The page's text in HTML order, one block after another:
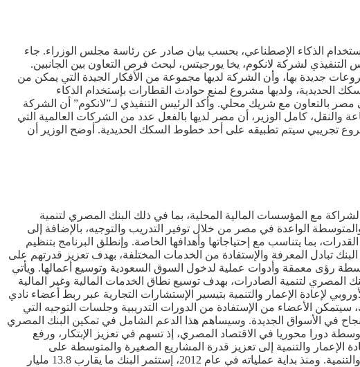
الذكاء الإصطناعي، بحسب بيان صادر عن رئاسة مجلس الوزراء. جاء
لشركة لانكوم، يخا يورجيتس، لبحث فرص التعاون بين الجانبين.
جديدة بها، وأن الشركة لديها مجموعة من الأفكار الجيدة التي يمكن من
الحديدية، ولديها مشروع لمنع حوادث القطارات بإستخدام الذكاء
بالتعاون مع شريك محلي. وأكد الرئيس التنفيذي لـ”لانكوم” أن الشركة
كامل الوزير، أن مصر لديها بالفعل عدد من الشركات العالمية التي
تجريبي سيتم تطبيقه على أحد خطوط السكك الحديدية. أوضح الوزير أن
مع المؤسسات المالية المحلية، بما في ذلك البنك المصري لتنمية
الواعدة في مصر من خلال توفير التدريب والتوجيه، بالإضافة إلى
بما يتناسب مع إحتياجاتها وأهدافها الخاصة. وإنطلق البرنامج بتنظيم
تبادل المعرفة والإستفادة من الخدمات المختلفة، بهدف تعزيز قدرتهم على
رؤى معمقة وأدوات عملية لدخول السوق السعودية وتوسيع أعمالها. ويأتي
المصري لتنمية الصادرات، بهدف توسيع نطاق الخدمات المالية وغير المالية
لإعادة الإعمار والتنمية بتيسير الإستشارات التجارية عبر ربط أعضاء نادي
الأعضاء من الإستفادة من الدورات التدريبية وجلسات التوجيه التي
في الأسواق الجديدة. وسيساهم هذا الدعم الشامل في تمكين البنك المصري
دورا محوريا في الاقتصاد المصري، إذ تسهم في تعزيز الإبتكار، ورفع
الإعمار والتنمية إلى تعزيز قدرة المشاريع الصغيرة والمتوسطة على
المنافسة، ودعم مساهمتها في تحقيق نمو إقتصادي مستدام. الجدير بالذكر، أن مصر عضو مؤسس بالبنك الأوروبي لإعادة الإعمار والتنمية. ومنذ بداية عملياته في عام 2012، إستثمر البنك ما يقارب 13.8 مليار